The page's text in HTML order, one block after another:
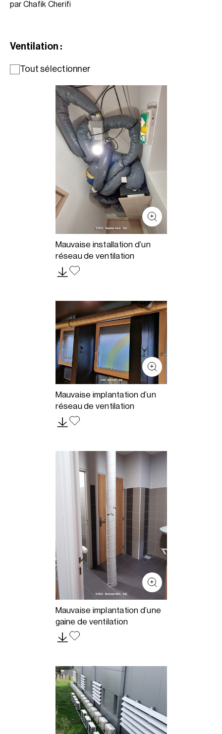
par Chafik Cherifi
Ventilation :
Tout sélectionner
Mauvaise installation d’un
réseau de ventilation
Mauvaise implantation d’un
réseau de ventilation
Mauvaise implantation d’une
gaine de ventilation